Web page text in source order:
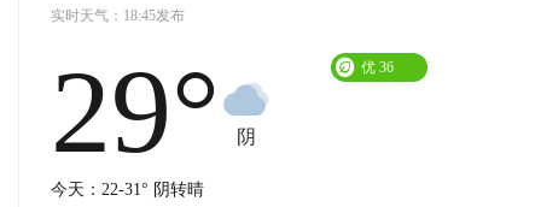
实时天气：18:45发布
29° 阴
优 36
今天：22-31° 阴转晴